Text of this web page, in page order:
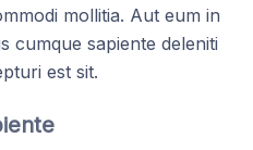
mollitia. Aut eum in
cumque sapiente deleniti
est sit.